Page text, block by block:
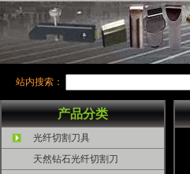
站内搜索：
产品分类
光纤切割刀具
天然钻石光纤切割刀